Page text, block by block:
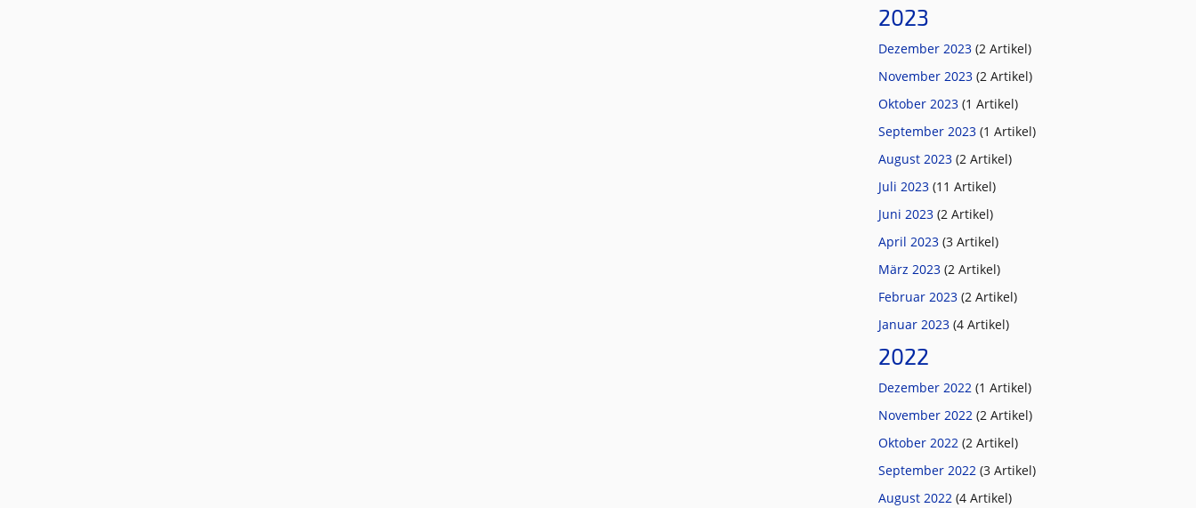
2023
Dezember 2023 (2 Artikel)
November 2023 (2 Artikel)
Oktober 2023 (1 Artikel)
September 2023 (1 Artikel)
August 2023 (2 Artikel)
Juli 2023 (11 Artikel)
Juni 2023 (2 Artikel)
April 2023 (3 Artikel)
März 2023 (2 Artikel)
Februar 2023 (2 Artikel)
Januar 2023 (4 Artikel)
2022
Dezember 2022 (1 Artikel)
November 2022 (2 Artikel)
Oktober 2022 (2 Artikel)
September 2022 (3 Artikel)
August 2022 (4 Artikel)